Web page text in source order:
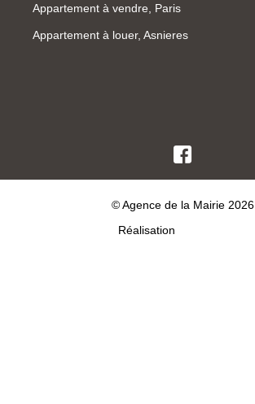
Appartement à vendre, Paris
Appartement à louer, Asnieres
© Agence de la Mairie 2026
Réalisation